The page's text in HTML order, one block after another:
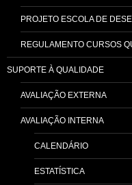
PROJETO ESCOLA DE
REGULAMENTO CURSOS
SUPORTE À QUALIDADE
AVALIAÇÃO EXTERNA
AVALIAÇÃO INTERNA
CALENDÁRIO
ESTATÍSTICA